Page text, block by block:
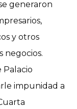
generaron
y otros
negocios.
Palacio
impunidad a